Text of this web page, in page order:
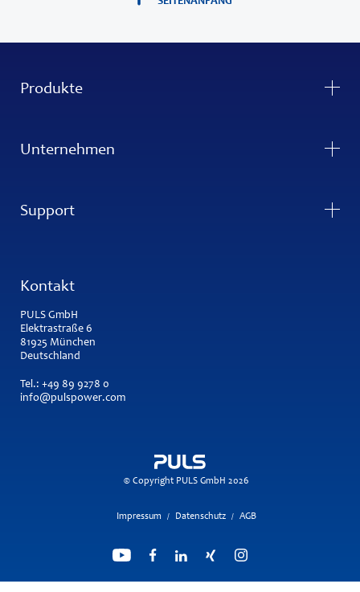
Produkte
Unternehmen
Support
Kontakt
PULS GmbH
Elektrastraße 6
81925 München
Deutschland
Tel.: +49 89 9278 0
info@pulspower.com
© Copyright PULS GmbH 2026
Impressum / Datenschutz / AGB